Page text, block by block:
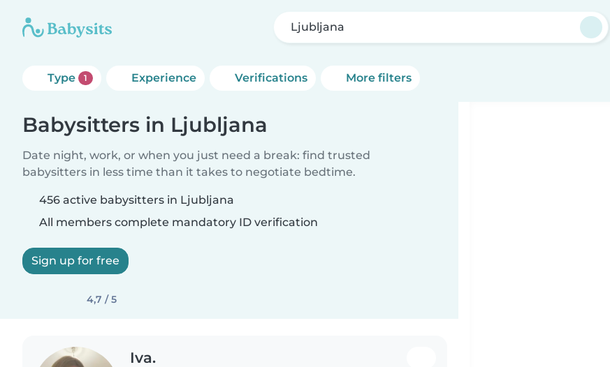
Ljubljana
Type 1 Experience Verifications More filters
Babysitters in Ljubljana
Date night, work, or when you just need a break: find trusted
babysitters in less time than it takes to negotiate bedtime.
456 active babysitters in Ljubljana
All members complete mandatory ID verification
Sign up for free
4,7 / 5
Iva.